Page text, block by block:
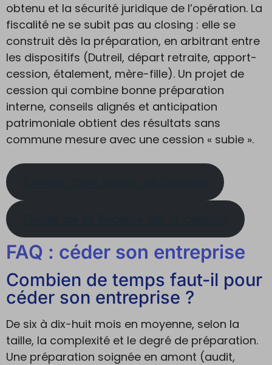
obtenu et la sécurité juridique de l’opération. La
fiscalité ne se subit pas au closing : elle se
construit dès la préparation, en arbitrant entre
les dispositifs (Dutreil, départ retraite, apport-
cession, étalement, mère-fille). Un projet de
cession qui combine bonne préparation
interne, conseils alignés et anticipation
patrimoniale obtient des résultats sans
commune mesure avec une cession « subie ».
FAQ : céder son entreprise
Combien de temps faut-il pour
céder son entreprise ?
De six à dix-huit mois en moyenne, selon la
taille, la complexité et le degré de préparation.
Une préparation soignée en amont (audit,